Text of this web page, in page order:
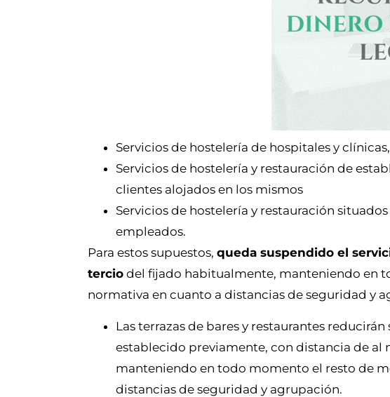
Servicios de hostelería de hospitales y
Servicios de hostelería y restauración de
clientes alojados en los mismos
Servicios de hostelería y restauración
empleados.
Para estos supuestos, queda suspendido el
tercio del fijado habitualmente, manteniendo en
normativa en cuanto a distancias de seguridad y
Las terrazas de bares y restaurantes reducirán
establecido previamente, con distancia de al
manteniendo en todo momento el resto de
distancias de seguridad y agrupación.